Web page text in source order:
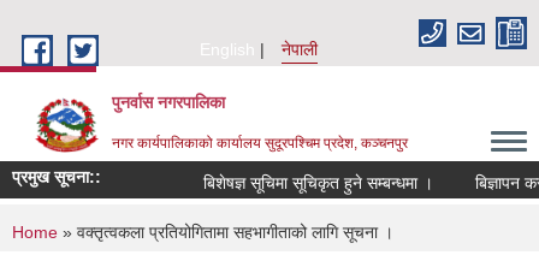
English
नेपाली
पुनर्वास नगरपालिका
नगर कार्यपालिकाको कार्यालय सुदूरपश्चिम प्रदेश, कञ्चनपुर
प्रमुख सूचना:: बिशेषज्ञ सूचिमा सूचिकृत हुने सम्बन्धमा । बिज्ञापन
You are here
Home » वक्तृत्वकला प्रतियोगितामा सहभागीताको लागि सूचना ।